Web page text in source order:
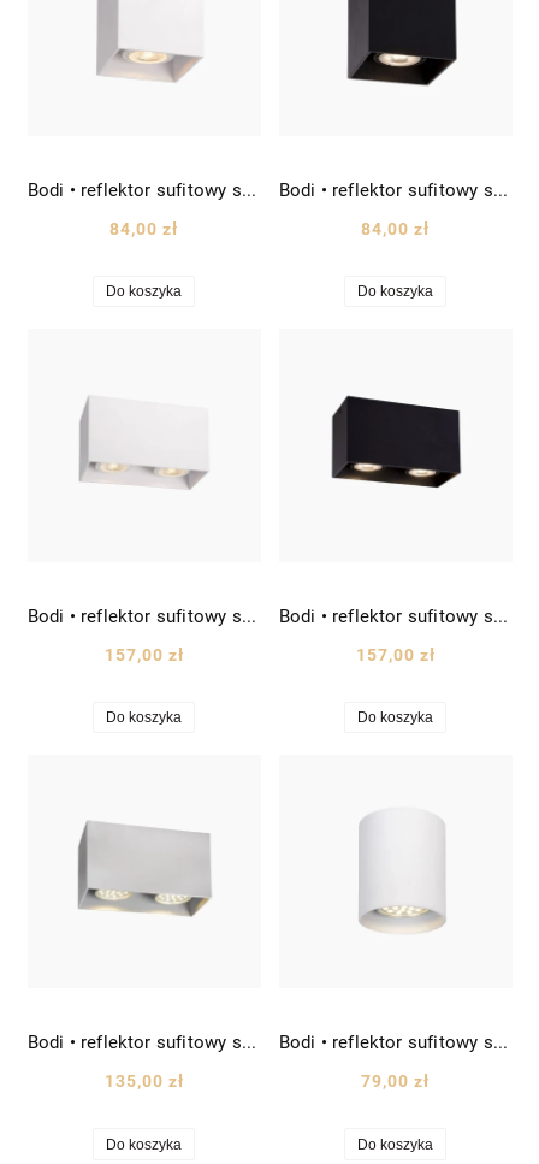
Bodi • reflektor sufitowy spot kostka wys. 9,5cm biały
84,00 zł
Do koszyka
Bodi • reflektor sufitowy spot kostka wys. 9,5cm czarny
84,00 zł
Do koszyka
Bodi • reflektor sufitowy spot podwójny prostokątny prostopadłościan wys. 9,5cm biały
157,00 zł
Do koszyka
Bodi • reflektor sufitowy spot podwójny prostokątny prostopadłościan wys. 9,5cm czarny
157,00 zł
Do koszyka
Bodi • reflektor sufitowy spot podwójny prostokątny prostopadłościan wys. 9,5cm srebrny
135,00 zł
Do koszyka
Bodi • reflektor sufitowy spot tuba wys. 9,5cm biały
79,00 zł
Do koszyka